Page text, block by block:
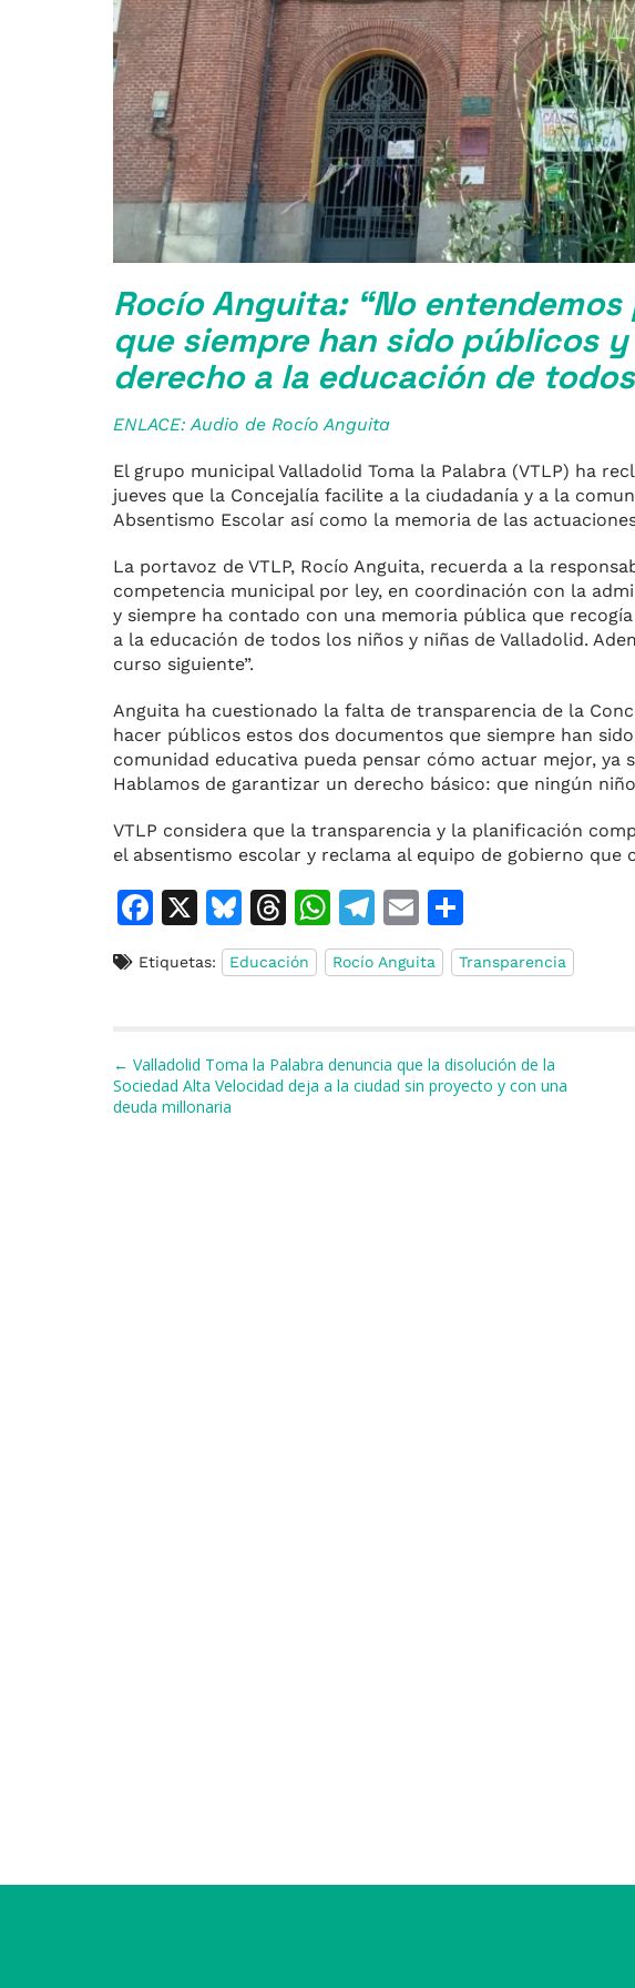
Rocío Anguita: “No
que siempre han sido públicos
derecho a la educación de
ENLACE: Audio de Rocío Anguita
El grupo municipal Valladolid Toma la Palabra (VTLP) ha
jueves que la Concejalía facilite a la ciudadanía y a la
Absentismo Escolar así como la memoria de las
La portavoz de VTLP, Rocío Anguita, recuerda a la
competencia municipal por ley, en coordinación con la
y siempre ha contado con una memoria pública que
a la educación de todos los niños y niñas de Valladolid.
curso siguiente”.
Anguita ha cuestionado la falta de transparencia de la
hacer públicos estos dos documentos que siempre han
comunidad educativa pueda pensar cómo actuar mejor,
Hablamos de garantizar un derecho básico: que ningún
VTLP considera que la transparencia y la planificación
el absentismo escolar y reclama al equipo de gobierno
F
c
b
o
o
X
Bl
u
e
k
y
T
h
re
d
s
W
h
at
A
p
T
el
e
a
m
E
m
ai
o
m
ar
ti
Etiquetas: Educación Rocío Anguita Transparencia
Navegación de entradas
← Valladolid Toma la Palabra denuncia que la disolución de la
Sociedad Alta Velocidad deja a la ciudad sin proyecto y con una
deuda millonaria